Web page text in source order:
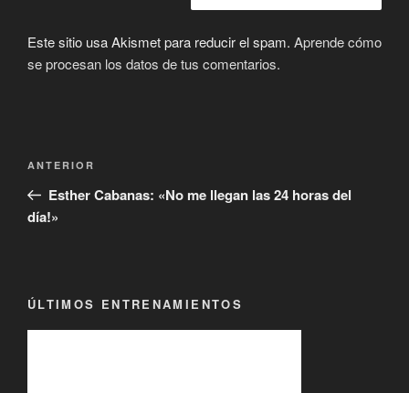
Este sitio usa Akismet para reducir el spam. Aprende cómo
se procesan los datos de tus comentarios.
entradas
Entrada
anterior:
ANTERIOR
Esther Cabanas: «No me llegan las 24 horas del
día!»
ÚLTIMOS ENTRENAMIENTOS